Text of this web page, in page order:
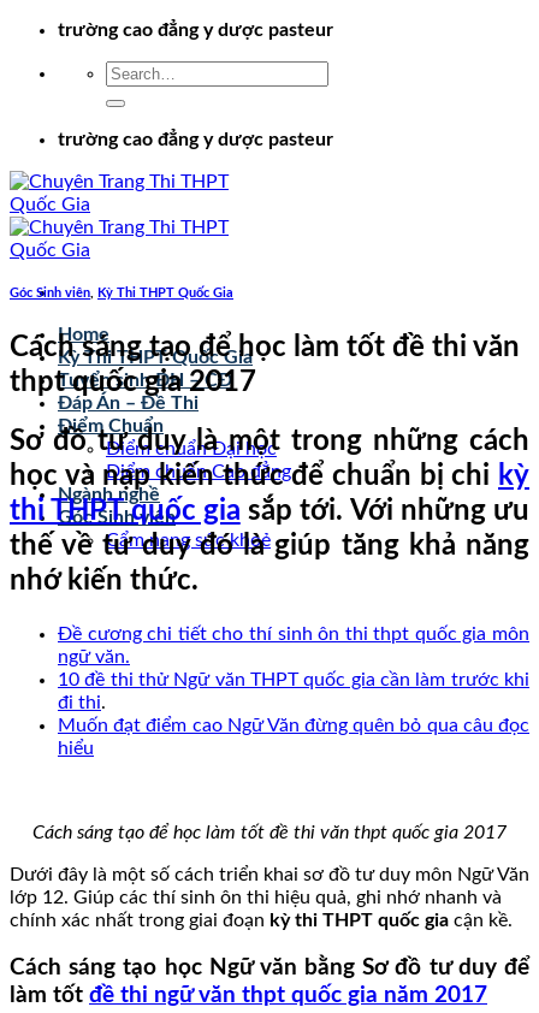
Chuyểntrường cao đẳng y dược pasteur
trường cao đẳng y dược pasteur
Home
Kỳ Thi THPT Quốc Gia
Tuyển sinh ĐH – CĐ
Đáp Án – Đề Thi
Điểm Chuẩn
Điểm chuẩn Đại học
Điểm chuẩn Cao đẳng
Ngành nghề
Góc Sinh viên
Cẩm nang sức khoẻ
Góc Sinh viên Kỳ Thi THPT Quốc Gia
Cách sáng tạo để học làm tốt đề thi văn
thpt quốc gia 2017
Sơ đồ tư duy là một trong những cách
học và nạp kiến thức để chuẩn bị chi kỳ
thi THPT quốc gia sắp tới. Với những ưu
thế về tư duy đó là giúp tăng khả năng
nhớ kiến thức.
Đề cương chi tiết cho thí sinh ôn thi thpt quốc gia môn
ngữ văn.
10 đề thi thử Ngữ văn THPT quốc gia cần làm trước khi
đi thi.
Muốn đạt điểm cao Ngữ Văn đừng quên bỏ qua câu đọc
hiểu
Cách sáng tạo để học làm tốt đề thi văn thpt quốc gia 2017
Dưới đây là một số cách triển khai sơ đồ tư duy môn Ngữ Văn
lớp 12. Giúp các thí sinh ôn thi hiệu quả, ghi nhớ nhanh và
chính xác nhất trong giai đoạn kỳ thi THPT quốc gia cận kề.
Cách sáng tạo học Ngữ văn bằng Sơ đồ tư duy để
làm tốt đề thi ngữ văn thpt quốc gia năm 2017